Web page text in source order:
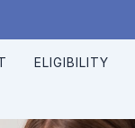
ELIGIBILITY